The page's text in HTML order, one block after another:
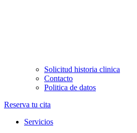
Solicitud historia clinica
Contacto
Politica de datos
Reserva tu cita
Servicios